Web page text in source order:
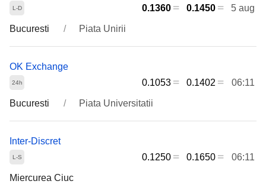
Bucuresti Piata Unirii
0.1360 0.1450 5 aug
OK Exchange
Bucuresti Piata Universitatii
0.1053 0.1402 06:11
Inter-Discret
Miercurea Ciuc
0.1250 0.1650 06:11